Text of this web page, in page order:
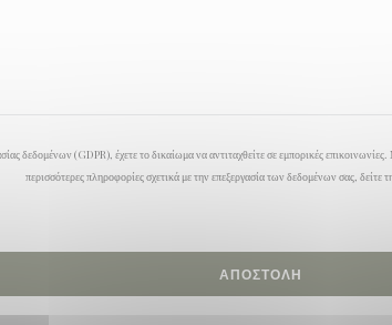
δεδομένων (GDPR), έχετε το δικαίωμα να αντιταχθείτε σε εμπορικές
περισσότερες πληροφορίες σχετικά με την επεξεργασία των δεδομένων σας, δείτε